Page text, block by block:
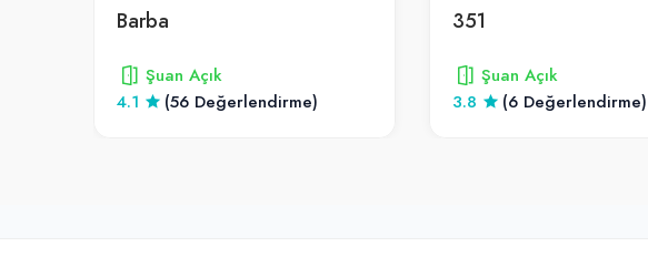
Barba
Şuan Açık
4.1
(56 Değerlendirme)
351
Şuan Açık
3.8
(6 Değerlendirme)